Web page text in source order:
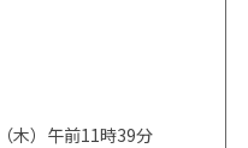
木）午前11時39分